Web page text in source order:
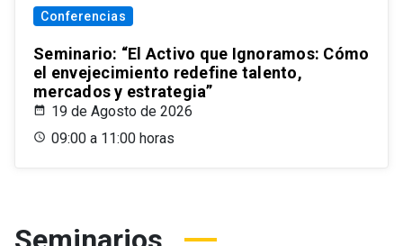
Conferencias
Seminario: “El Activo que Ignoramos: Cómo
el envejecimiento redefine talento,
mercados y estrategia”
19 de Agosto de 2026
09:00 a 11:00 horas